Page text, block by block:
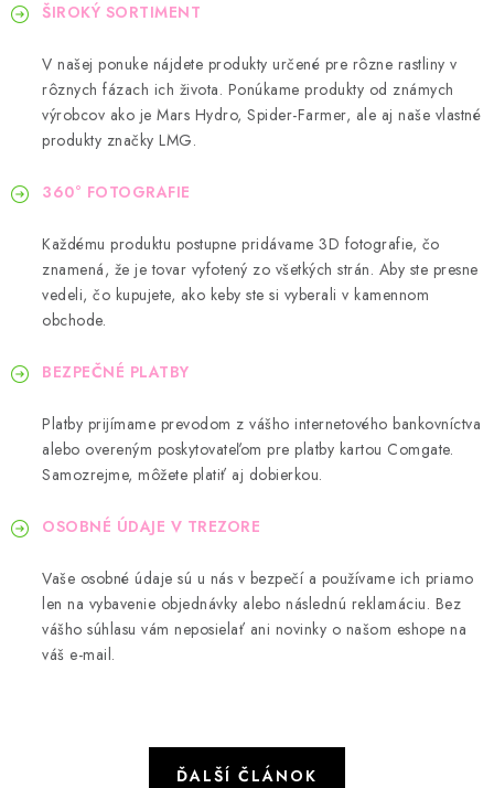
ŠIROKÝ SORTIMENT
V našej ponuke nájdete produkty určené pre rôzne rastliny v
rôznych fázach ich života. Ponúkame produkty od známych
výrobcov ako je Mars Hydro, Spider-Farmer, ale aj naše vlastné
produkty značky LMG.
360° FOTOGRAFIE
Každému produktu postupne pridávame 3D fotografie, čo
znamená, že je tovar vyfotený zo všetkých strán. Aby ste presne
vedeli, čo kupujete, ako keby ste si vyberali v kamennom
obchode.
BEZPEČNÉ PLATBY
Platby prijímame prevodom z vášho internetového bankovníctva
alebo overeným poskytovateľom pre platby kartou Comgate.
Samozrejme, môžete platiť aj dobierkou.
OSOBNÉ ÚDAJE V TREZORE
Vaše osobné údaje sú u nás v bezpečí a používame ich priamo
len na vybavenie objednávky alebo následnú reklamáciu. Bez
vášho súhlasu vám neposielať ani novinky o našom eshope na
váš e-mail.
ĎALŠÍ ČLÁNOK